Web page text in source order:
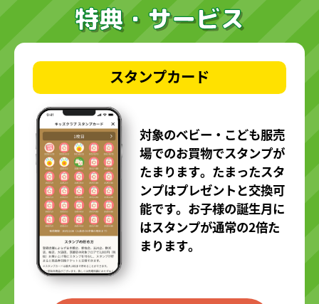
特典・サービス
スタンプカード
対象のベビー・こども服売
場でのお買物でスタンプが
たまります。たまったスタ
ンプはプレゼントと交換可
能です。お子様の誕生月に
はスタンプが通常の2倍た
まります。